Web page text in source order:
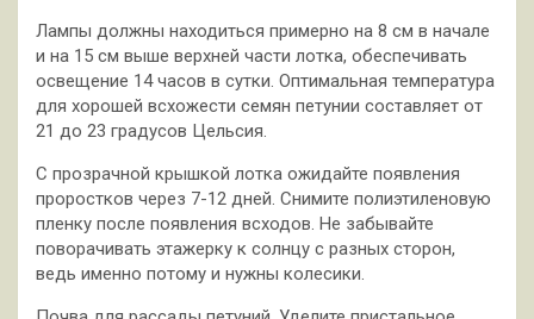
Лампы должны находиться примерно на 8 см в начале
и на 15 см выше верхней части лотка, обеспечивать
освещение 14 часов в сутки. Оптимальная температура
для хорошей всхожести семян петунии составляет от
21 до 23 градусов Цельсия.
С прозрачной крышкой лотка ожидайте появления
проростков через 7-12 дней. Снимите полиэтиленовую
пленку после появления всходов. Не забывайте
поворачивать этажерку к солнцу с разных сторон,
ведь именно потому и нужны колесики.